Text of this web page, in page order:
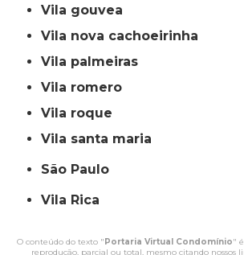
vila gouvea
vila nova cachoeirinha
vila palmeiras
vila romero
vila roque
vila santa maria
São Paulo
Vila Rica
O conteúdo do texto " Portaria Virtual Condomínio"
reprodução, parcial ou total, mesmo citando nossos